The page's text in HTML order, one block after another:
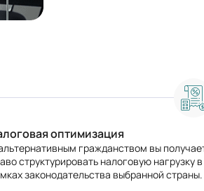
оптимизация
гражданством вы
структурировать налоговую нагрузку в
законодательства выбранной страны.